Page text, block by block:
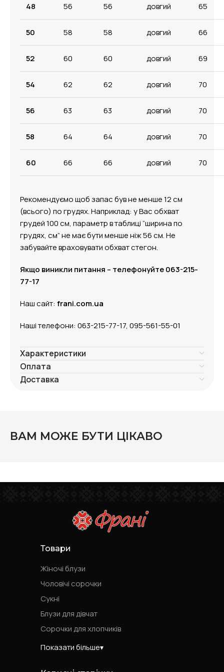
48 56 56 довгий 65
50 58 58 довгий 66
52 60 60 довгий 69
54 62 62 довгий 70
56 63 63 довгий 70
58 64 64 довгий 70
60 66 66 довгий 70
Рекомендуємо щоб запас був не менше 12 см
(всього) по грудях. Наприклад: у Вас обхват
грудей 100 см, параметр в таблиці “ширина по
грудях, см” не має бути менше ніж 56 см. Не
забувайте враховувати обхват стегон.
Якщо виникли питання – телефонуйте 063-215-
77-17
Наш сайт: frani.com.ua
Наші телефони: 063-215-77-17, 095-561-55-01
Характеристики
Оплата
Доставка
ВАМ МОЖЕ БУТИ ЦІКАВО
Товари
Жіночі блузи
Чоловічі сорочки
Сукні
Блузи для дівчат
Сорочки для хлопчиків
Показати більше